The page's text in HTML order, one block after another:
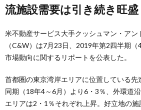
流施設需要は引き続き旺盛
米不動産サービス大手クッシュマン・アン
（C&W）は7月23日、2019年第2四半期
市場動向に関するリポートを公表した。
首都圏の東京湾岸エリアに位置している
同期（18年4～6月）より6・3％、外環道
エリアは2・1％それぞれ上昇。好立地の